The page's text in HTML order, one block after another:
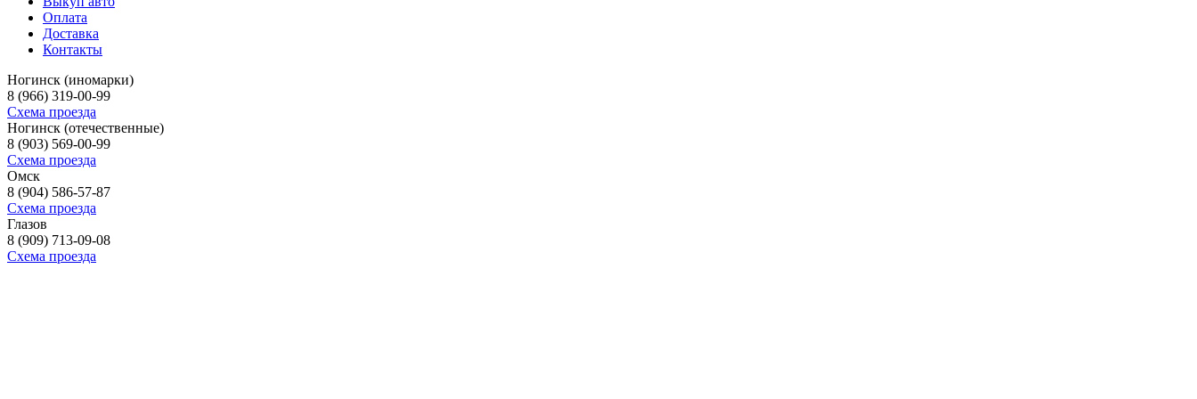
Оплата
Доставка
Контакты
Ногинск (иномарки)
8 (966) 319-00-99
Схема проезда
Ногинск (отечественные)
8 (903) 569-00-99
Схема проезда
Омск
8 (904) 586-57-87
Схема проезда
Глазов
8 (909) 713-09-08
Схема проезда